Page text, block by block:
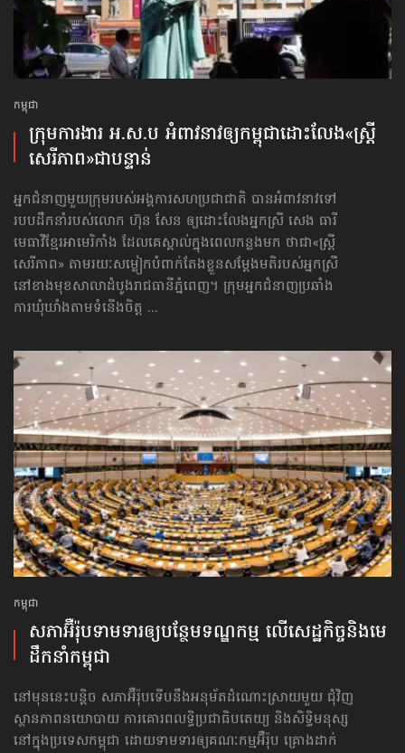
កម្ពុជា
ក្រុមការងារ អ.ស.ប អំពាវនាវ​ឲ្យកម្ពុជា​ដោះលែង​«ស្ត្រី
សេរីភាព»​ជាបន្ទាន់
អ្នកជំនាញមួយក្រុមរបស់អង្គការសហប្រជាជាតិ បានអំពាវនាវទៅ​
របបដឹកនាំរបស់លោក ហ៊ុន សែន ឲ្យដោះលែងអ្នកស្រី សេង ធារី
មេធាវីខ្មែរអាមេរិកាំង ដែលគេស្គាល់ក្នុងពេលកន្លងមក ថាជា«ស្ត្រី
សេរីភាព» តាមរយៈសម្លៀកបំពាក់តែងខ្លួនសម្ដែងមតិរបស់អ្នកស្រី
នៅខាងមុខសាលាដំបូងរាជធានីភ្នំពេញ។ ក្រុមអ្នកជំនាញប្រឆាំង
ការឃុំឃាំងតាមទំនើងចិត្ត ...
កម្ពុជា
សភាអ៊ឺរ៉ុបទាមទារ​ឲ្យបន្ថែម​ទណ្ឌកម្ម លើសេដ្ឋកិច្ច​និងមេ
ដឹកនាំកម្ពុជា
នៅមុននេះបន្តិច សភាអ៊ឺរ៉ុបទើបនឹងអនុម័តដំណោះស្រាយមួយ ជុំវិញ
ស្ថានភាពនយោបាយ ការគោរព​លទ្ធិ​ប្រជាធិបតេយ្យ និងសិទ្ធិមនុស្ស
នៅក្នុងប្រទេសកម្ពុជា ដោយទាមទារឲ្យគណៈកម្មអ៊ឺរ៉ុប គ្រោងដាក់​